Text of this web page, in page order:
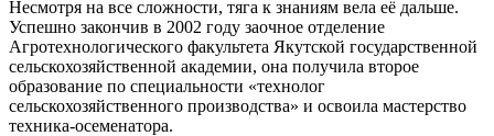
Несмотря на все сложности, тяга к знаниям вела её дальше.
Успешно закончив в 2002 году заочное отделение
Агротехнологического факультета Якутской государственной
сельскохозяйственной академии, она получила второе
образование по специальности «технолог
сельскохозяйственного производства» и освоила мастерство
техника‑осеменатора.